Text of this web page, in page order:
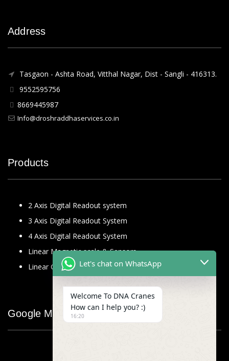
Address
Tasgaon - Ashta Road, Vitthal Nagar, Dist - Sangli - 416313.
9552595756
8669445987
Info@droshraddhaservices.co.in
Products
2 Axis Digital Readout system
3 Axis Digital Readout System
4 Axis Digital Readout System
Linear Magnetic scale & Sensors
Linear Glass Scale
Google Map
Let's chat on WhatsApp
Welcome To DNA Cranes
How can I help you? :)
16:20